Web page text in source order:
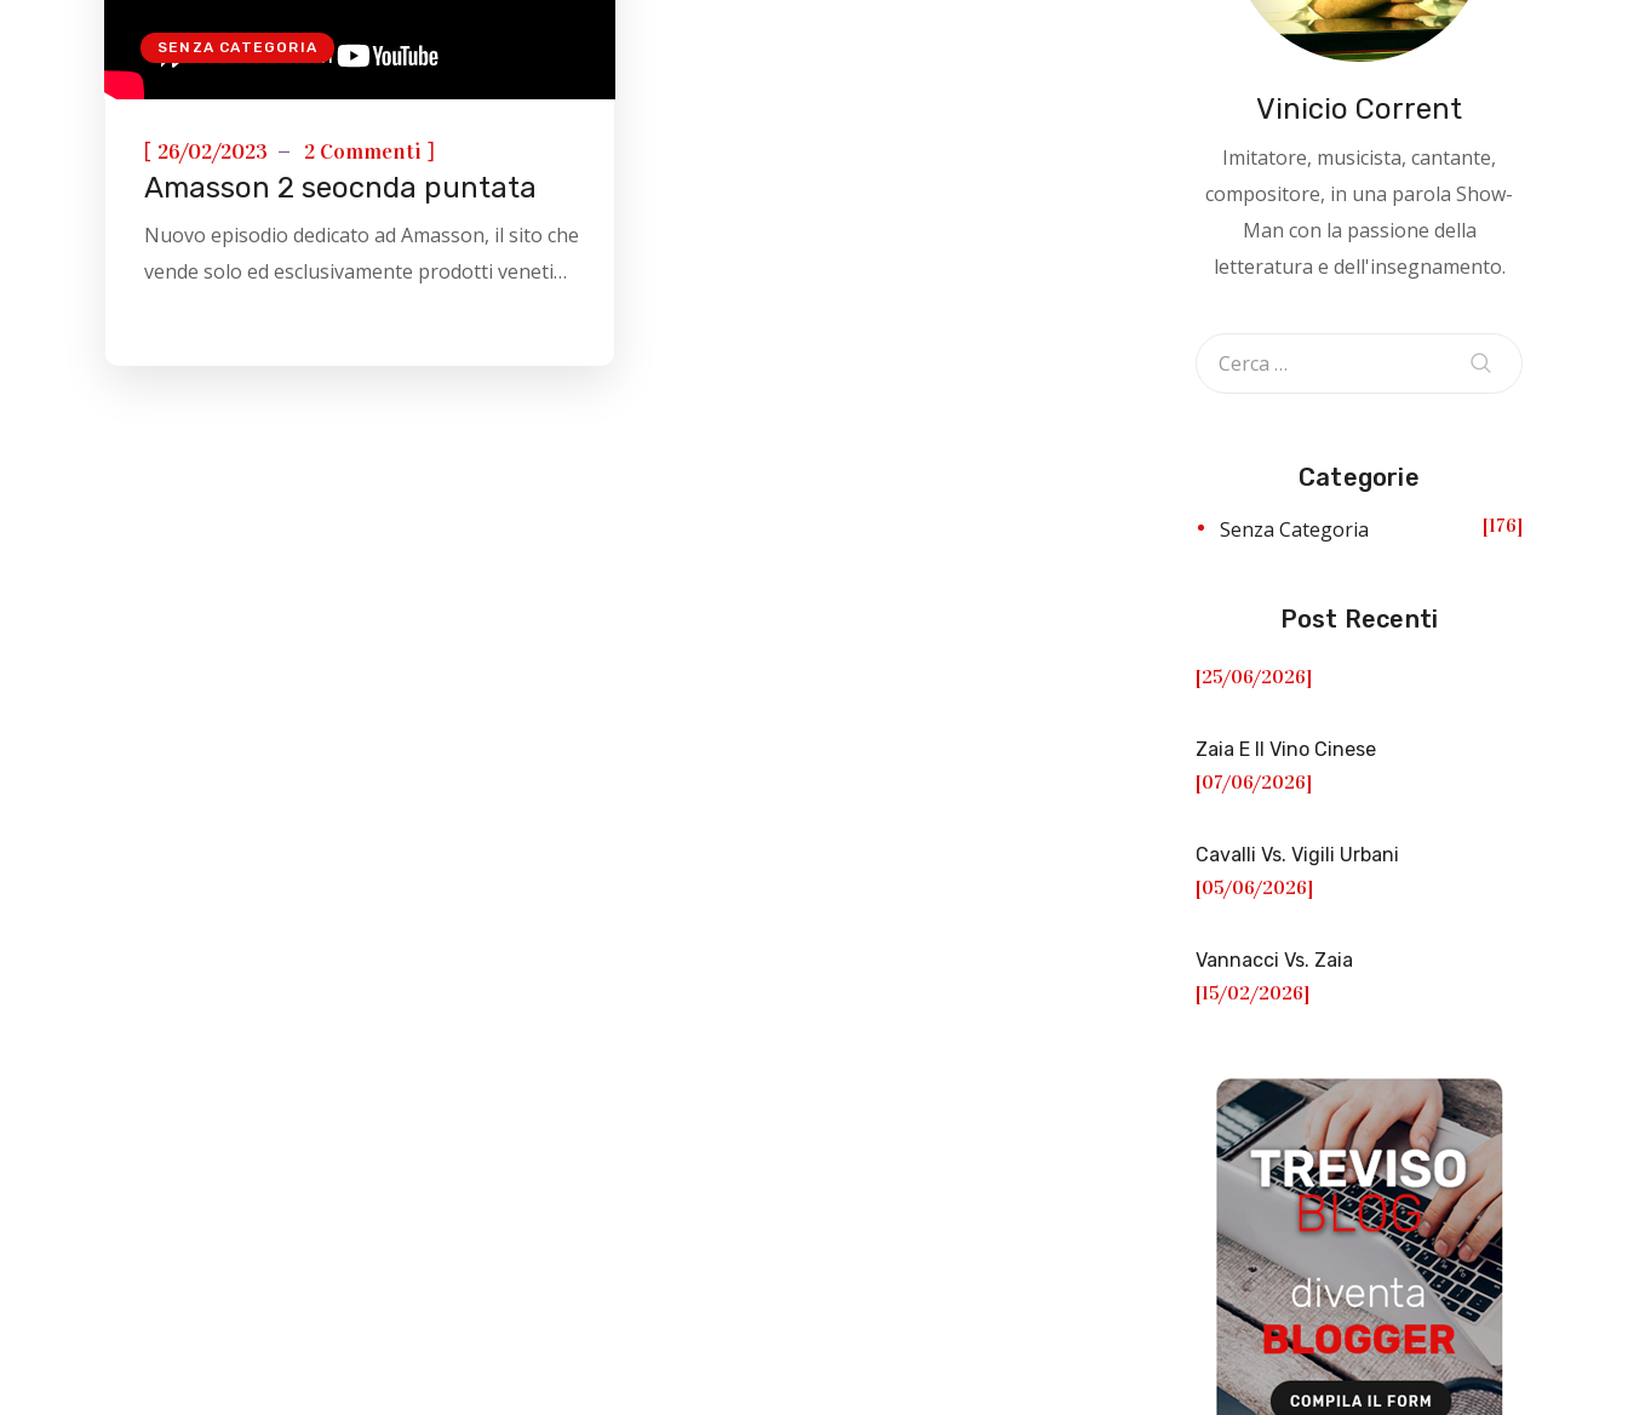
SENZA CATEGORIA
[ 26/02/2023 2 Commenti ]
Amasson 2 seocnda puntata
Nuovo episodio dedicato ad Amasson, il sito che
vende solo ed esclusivamente prodotti veneti…
Vinicio Corrent
Imitatore, musicista, cantante,
compositore, in una parola Show-
Man con la passione della
letteratura e dell'insegnamento.
Categorie
Senza Categoria 176
Post Recenti
[25/06/2026]
Zaia E Il Vino Cinese
[07/06/2026]
Cavalli Vs. Vigili Urbani
[05/06/2026]
Vannacci Vs. Zaia
[15/02/2026]